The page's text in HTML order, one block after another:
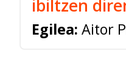
ibiltzen
Egilea: Aitor